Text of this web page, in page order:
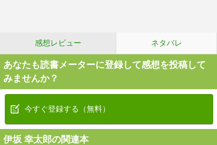
感想レビュー ネタバレ
あなたも読書メーターに登録して感想を投稿して
みませんか？
今すぐ登録する（無料）
伊坂 幸太郎の関連本